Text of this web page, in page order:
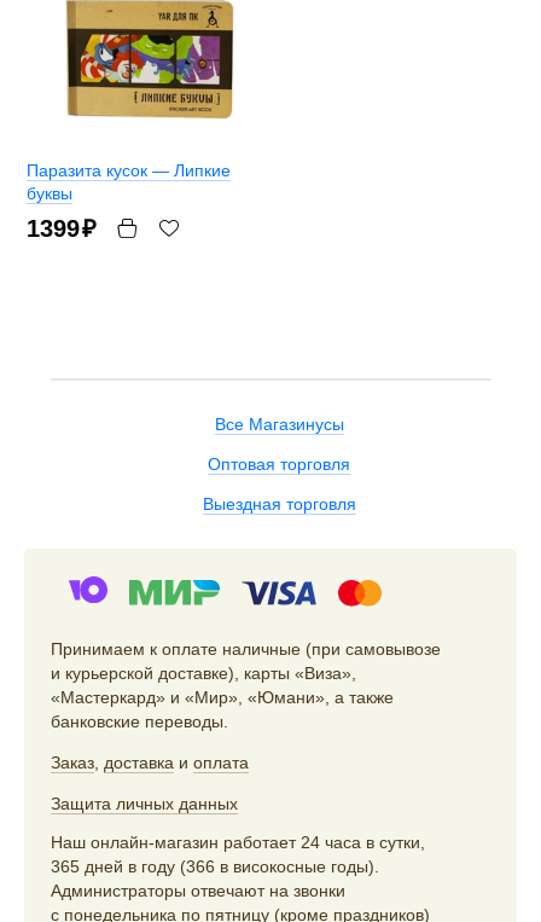
Паразита кусок — Липкие
буквы
1399₽
Все Магазинусы
Оптовая торговля
Выездная торговля
Принимаем к оплате наличные (при самовывозе
и курьерской доставке), карты «Виза»,
«Мастеркард» и «Мир», «Юмани», а также
банковские переводы.
Заказ, доставка и оплата
Защита личных данных
Наш онлайн-магазин работает 24 часа в сутки,
365 дней в году (366 в високосные годы).
Администраторы отвечают на звонки
с понедельника по пятницу (кроме праздников)